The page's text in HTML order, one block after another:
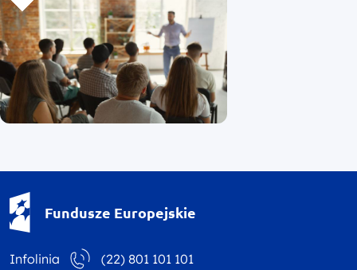
Fundusze Europejskie
Infolinia (22) 801 101 101